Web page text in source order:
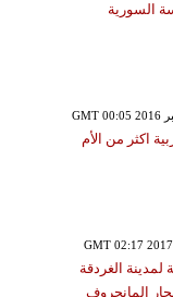
السورية
اكثر من الأم
لمدينة الغردقة
المانجروف